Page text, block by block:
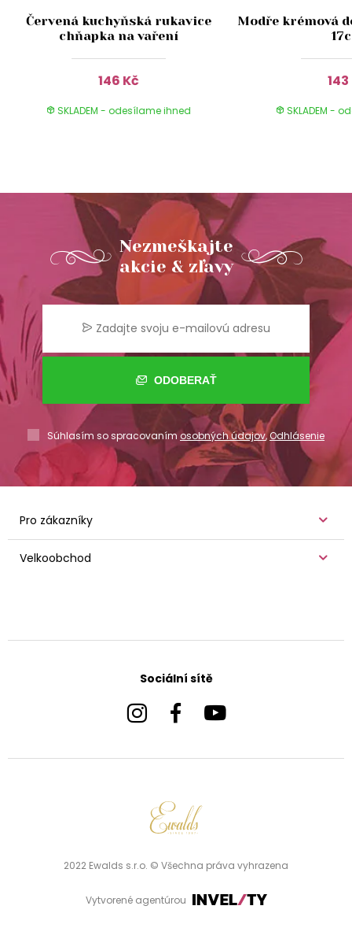
Červená kuchyňská rukavice
chňapka na vaření
146 Kč
SKLADEM - odesílame ihned
Modře krémová
SKLADEM -
Nezmeškajte
akcie & zľavy
ODOBERAŤ
Súhlasím so spracovaním osobných údajov,Odhlásenie
Pro zákazníky
Velkoobchod
Sociální sítě
2022 Ewalds s.r.o. © Všechna práva vyhrazena
Vytvorené agentúrou